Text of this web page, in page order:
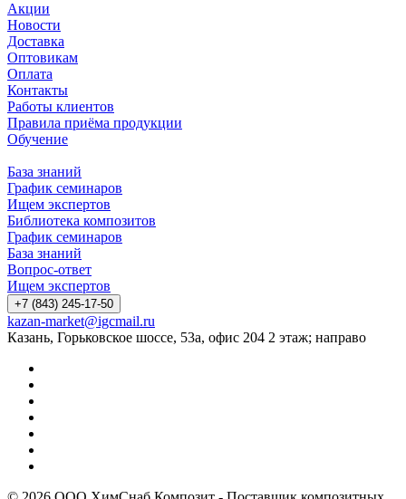
Акции
Новости
Доставка
Оптовикам
Оплата
Контакты
Работы клиентов
Правила приёма продукции
Обучение
База знаний
График семинаров
Ищем экспертов
Библиотека композитов
График семинаров
База знаний
Вопрос-ответ
Ищем экспертов
+7 (843) 245-17-50
kazan-market@igcmail.ru
Казань, ​Горьковское шоссе, 53а, офис 204 2 этаж; направо